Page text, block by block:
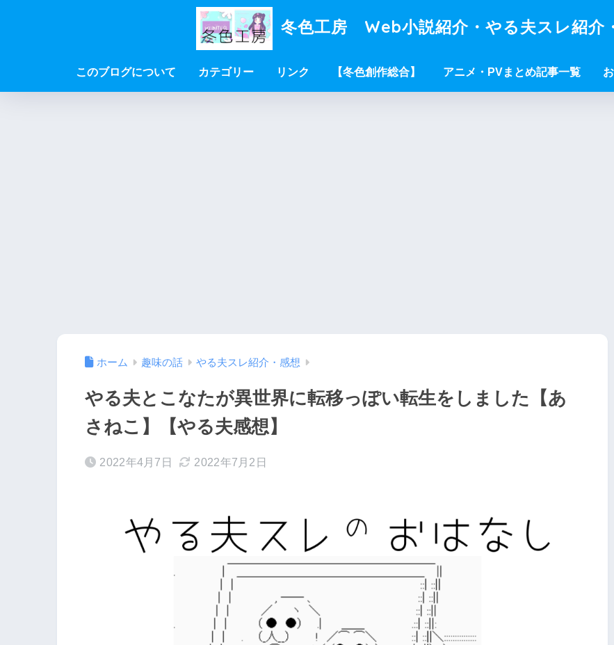
冬色工房 Web小説紹介・やる夫スレ紹介
このブログについて カテゴリー リンク 【冬色創作総合】 アニメ・PVまとめ記事一覧
ホーム 趣味の話 やる夫スレ紹介・感想
やる夫とこなたが異世界に転移っぽい転生をしました【あ
さねこ】【やる夫感想】
2022年4月7日 2022年7月2日